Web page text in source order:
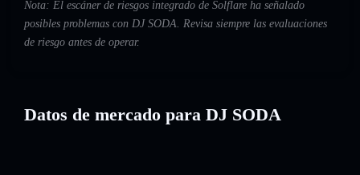
Nota: El escáner de riesgos integrado de Solflare ha señalado
posibles problemas con DJ SODA. Revisa siempre las evaluaciones
de riesgo antes de operar.
Datos de mercado para DJ SODA